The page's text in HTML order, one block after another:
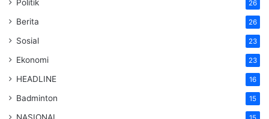
Politik 26
Berita 26
Sosial 23
Ekonomi 23
HEADLINE 16
Badminton 15